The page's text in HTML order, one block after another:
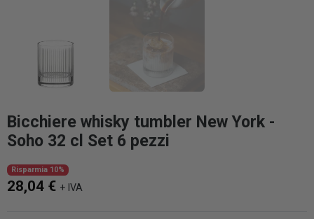
Bicchiere whisky tumbler New York -
Soho 32 cl Set 6 pezzi
Risparmia 10%
28,04 € + IVA